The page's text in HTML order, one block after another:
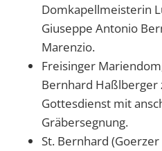
Domkapellmeisterin
Giuseppe Antonio
Marenzio.
Freisinger
Bernhard
Gottesdienst mit
Gräbersegnung.
St. Bernhard